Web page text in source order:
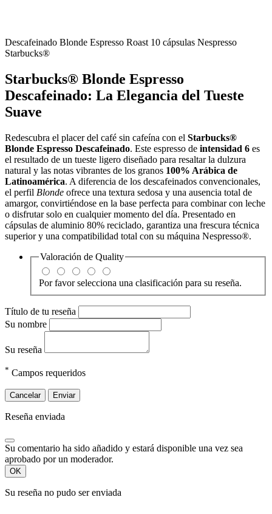
Descafeinado Blonde Espresso Roast 10 cápsulas Nespresso
Starbucks®
Starbucks® Blonde Espresso
Descafeinado: La Elegancia del Tueste
Suave
Redescubra el placer del café sin cafeína con el Starbucks®
Blonde Espresso Descafeinado. Este espresso de intensidad 6 es
el resultado de un tueste ligero diseñado para resaltar la dulzura
natural y las notas vibrantes de los granos 100% Arábica de
Latinoamérica. A diferencia de los descafeinados convencionales,
el perfil Blonde ofrece una textura sedosa y una ausencia total de
amargor, convirtiéndose en la base perfecta para combinar con leche
o disfrutar solo en cualquier momento del día. Presentado en
cápsulas de aluminio 80% reciclado, garantiza una frescura técnica
superior y una compatibilidad total con su máquina Nespresso®.
Valoración de Quality
Por favor selecciona una clasificación para su reseña.
Título de tu reseña
Su nombre
Su reseña
* Campos requeridos
Cancelar Enviar
Reseña enviada
Su comentario ha sido añadido y estará disponible una vez sea
aprobado por un moderador.
OK
Su reseña no pudo ser enviada